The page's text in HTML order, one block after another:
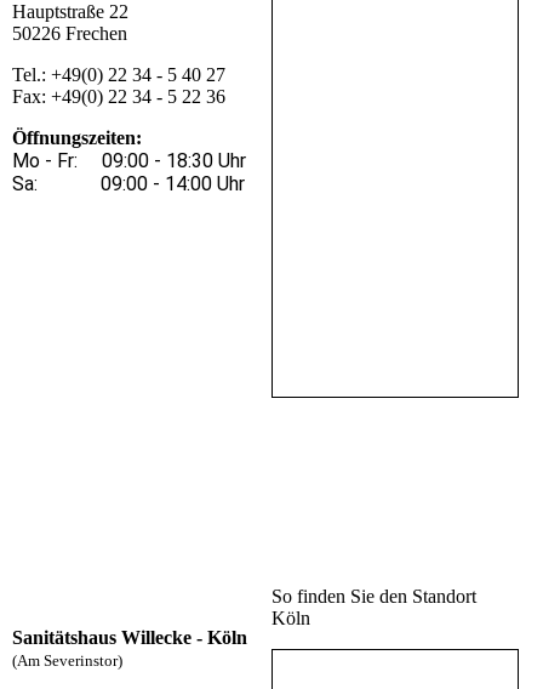
Hauptstraße 22
50226 Frechen
Tel.: +49(0) 22 34 - 5 40 27
Fax: +49(0) 22 34 - 5 22 36
Öffnungszeiten:
Mo - Fr: 09:00 - 18:30 Uhr
Sa: 09:00 - 14:00 Uhr
Sanitätshaus Willecke - Köln
(Am Severinstor)
So finden Sie den Standort
Köln